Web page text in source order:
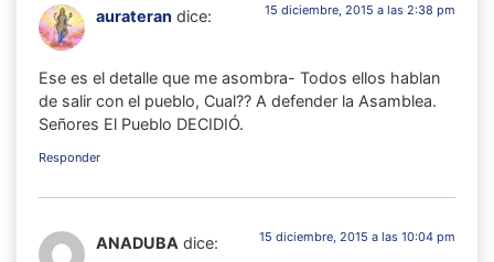
aurateran dice: 15 diciembre, 2015 a las 2:38 pm
Ese es el detalle que me asombra- Todos ellos hablan
de salir con el pueblo, Cual?? A defender la Asamblea.
Señores El Pueblo DECIDIÓ.
Responder
ANADUBA dice: 15 diciembre, 2015 a las 10:04 pm